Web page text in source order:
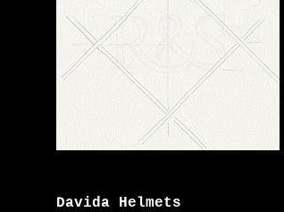
Davida Helmets